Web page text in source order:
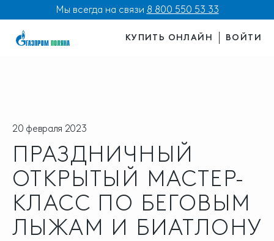
Мы всегда на связи 8 800 550 53 33
КУПИТЬ ОНЛАЙН ВОЙТИ
20 февраля 2023
ПРАЗДНИЧНЫЙ
ОТКРЫТЫЙ МАСТЕР-
КЛАСС ПО БЕГОВЫМ
ЛЫЖАМ И БИАТЛОНУ